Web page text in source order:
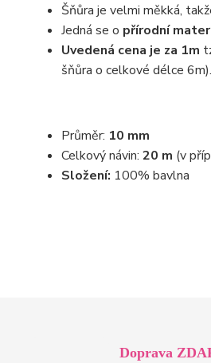
Šňůra je velmi měkká,
Jedná se o přírodní
Uvedená cena je za 1m
šňůra o celkové délce 6m).
Průměr: 10 mm
Celkový návin: 20 m (v
Složení: 100% bavlna
Doprava